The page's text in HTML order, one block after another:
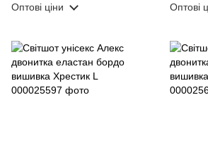
Оптові ціни
Оптові